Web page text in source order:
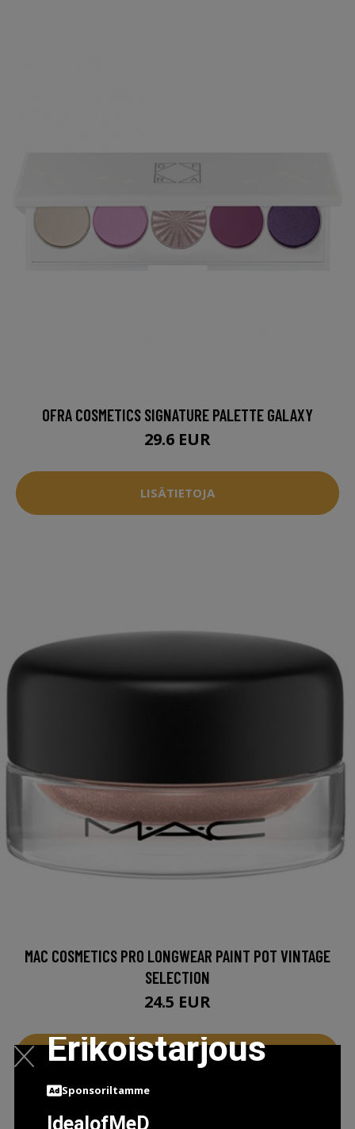
OFRA COSMETICS SIGNATURE PALETTE GALAXY
29.6 EUR
LISÄTIETOJA
MAC COSMETICS PRO LONGWEAR PAINT POT VINTAGE
SELECTION
24.5 EUR
LISÄTIETOJA
Erikoistarjous
Sponsoriltamme
IdealofMeD